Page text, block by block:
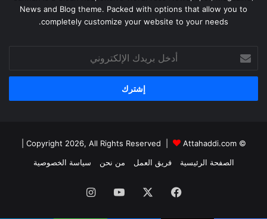
News and Blog theme. Packed with options that allow you to
completely customize your website to your needs.
أدخل
بريدك
الإلكتروني
© Copyright 2026, All Rights Reserved |
Attahaddi.com
الصفحة الرئيسية
فريق العمل من نحن سياسة الخصوصية
فيسبوك يوتيوب